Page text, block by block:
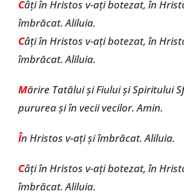
Câți în Hristos v-ați botezat, în
îmbrăcat. Aliluia.
Câți în Hristos v-ați botezat, în
îmbrăcat. Aliluia.
Mărire Tatălui și Fiului și Spiritului
pururea și în vecii vecilor. Amin.
În Hristos v-ați și îmbrăcat. Aliluia.
Câți în Hristos v-ați botezat, în
îmbrăcat. Aliluia.